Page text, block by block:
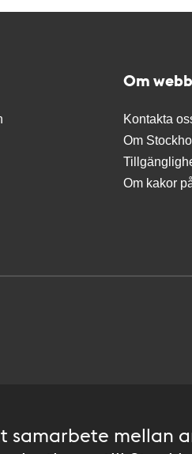
Om
Kontakta
Om
Om kakor
samarbete mellan